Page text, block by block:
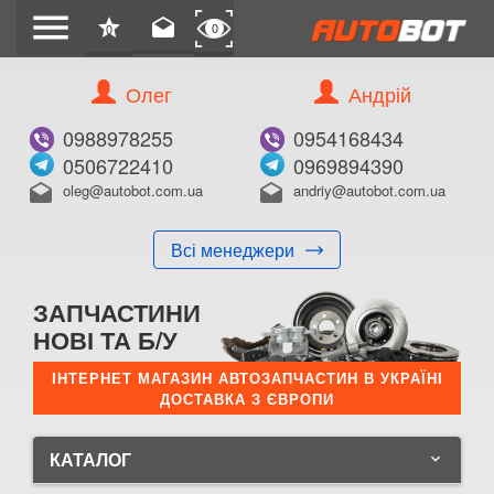
menu star
0 drafts 0
Олег
0988978255
0506722410
drafts oleg@autobot.com.ua
Всі менеджери
Андрій
0954168434
0969894390
drafts andriy@autobot.com.ua
ЗАПЧАСТИНИ
НОВІ ТА Б/У
ІНТЕРНЕТ МАГАЗИН АВТОЗАПЧАСТИН В УКРАЇНІ
ДОСТАВКА З ЄВРОПИ
КАТАЛОГ keyboard_arrow_down